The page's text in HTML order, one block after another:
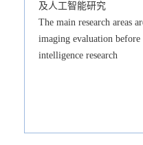
及人工智能研究
The main research areas
imaging evaluation
intelligence research